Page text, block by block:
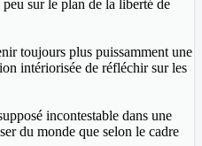
sur le plan de la liberté de
toujours plus puissamment une
intériorisée de réfléchir sur les
incontestable dans une
du monde que selon le cadre